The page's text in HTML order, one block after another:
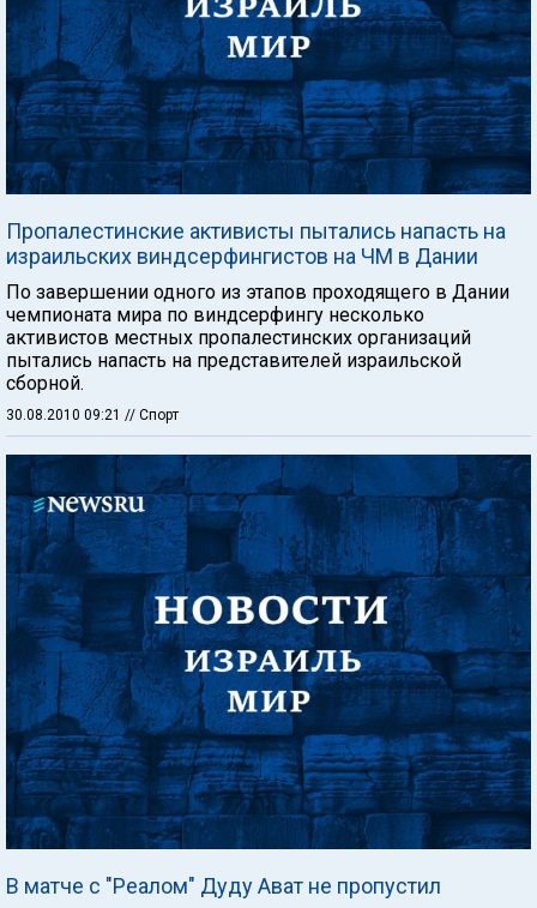
Пропалестинские активисты пытались напасть на
израильских виндсерфингистов на ЧМ в Дании
По завершении одного из этапов проходящего в Дании
чемпионата мира по виндсерфингу несколько
активистов местных пропалестинских организаций
пытались напасть на представителей израильской
сборной.
30.08.2010 09:21 // Спорт
В матче с "Реалом" Дуду Ават не пропустил